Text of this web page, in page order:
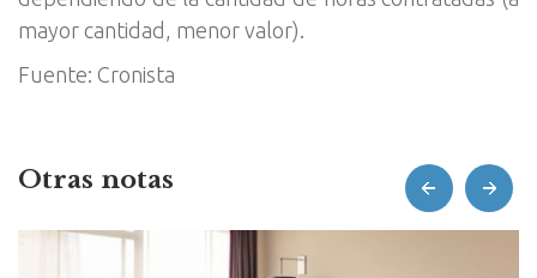
mayor cantidad, menor valor).
Fuente: Cronista
Otras notas prev next